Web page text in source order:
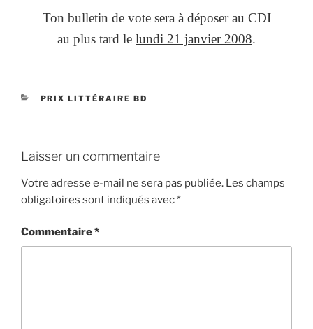
Ton bulletin de vote sera à déposer au CDI
au plus tard le lundi 21 janvier 2008.
CATÉGORIES
PRIX LITTÉRAIRE BD
Laisser un commentaire
Votre adresse e-mail ne sera pas publiée. Les champs
obligatoires sont indiqués avec*
Commentaire*